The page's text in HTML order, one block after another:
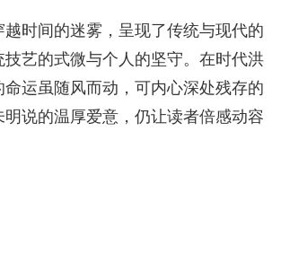
越时间的迷雾，呈现了传统与现代的
艺的式微与个人的坚守。在时代洪
运虽随风而动，可内心深处残存的
说的温厚爱意，仍让读者倍感动容